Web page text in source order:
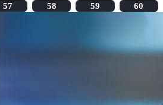
57 58 59 60